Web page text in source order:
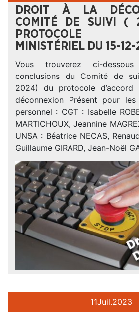
DROIT À LA
COMITÉ DE SUIVI (
PROTOCOLE
MINISTÉRIEL DU 15-12-
Vous trouverez ci-
conclusions du Comité de
2024) du protocole
déconnexion Présent pour les
personnel : CGT : Isabelle
MARTICHOUX, Jeannine
UNSA : Béatrice NECAS,
Guillaume GIRARD, Jean-Noël
11Juil.2023